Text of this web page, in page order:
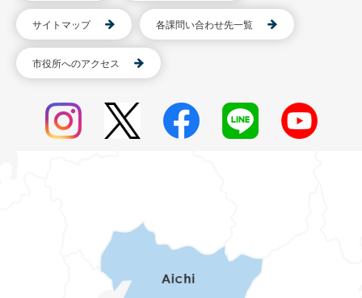
サイトマップ 各課問い合わせ先一覧
市役所へのアクセス